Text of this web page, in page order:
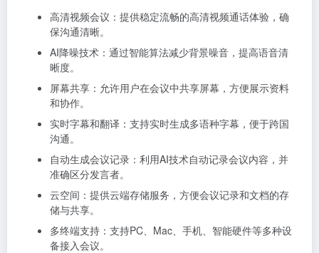
高清视频会议：提供稳定流畅的高清视频通话体验，确
保沟通清晰。
AI降噪技术：通过智能算法减少背景噪音，提高语音清
晰度。
屏幕共享：允许用户在会议中共享屏幕，方便展示资料
和协作。
实时字幕和翻译：支持实时生成多语种字幕，便于跨国
沟通。
自动生成会议记录：利用AI技术自动记录会议内容，并
准确区分发言者。
云空间：提供云端存储服务，方便会议记录和文档的存
储与共享。
多终端支持：支持PC、Mac、手机、智能硬件等多种设
备接入会议。